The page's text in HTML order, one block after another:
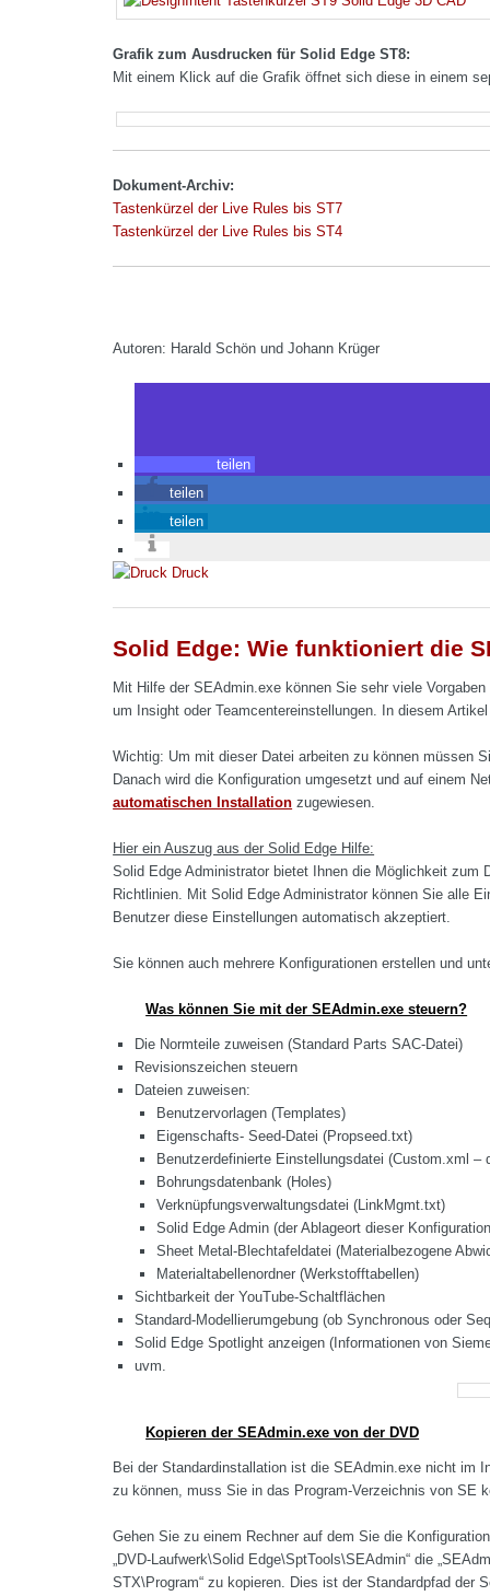
Grafik zum Ausdrucken für Solid Edge ST8:
Mit einem Klick auf die Grafik öffnet sich diese in einem
Dokument-Archiv:
Tastenkürzel der Live Rules bis ST7
Tastenkürzel der Live Rules bis ST4
Autoren: Harald Schön und Johann Krüger
teilen
teilen
teilen
Druck
Solid Edge: Wie funktioniert die
Mit Hilfe der SEAdmin.exe können Sie sehr viele
um Insight oder Teamcentereinstellungen. In diesem
Wichtig: Um mit dieser Datei arbeiten zu können müssen
Danach wird die Konfiguration umgesetzt und auf einem
automatischen Installation zugewiesen.
Hier ein Auszug aus der Solid Edge Hilfe:
Solid Edge Administrator bietet Ihnen die Möglichkeit zum
Richtlinien. Mit Solid Edge Administrator können Sie alle
Benutzer diese Einstellungen automatisch akzeptiert.
Sie können auch mehrere Konfigurationen erstellen und
Was können Sie mit der SEAdmin.exe steuern?
Die Normteile zuweisen (Standard Parts SAC-Datei)
Revisionszeichen steuern
Dateien zuweisen:
Benutzervorlagen (Templates)
Eigenschafts- Seed-Datei (Propseed.txt)
Benutzerdefinierte Einstellungsdatei (Custom.xml
Bohrungsdatenbank (Holes)
Verknüpfungsverwaltungsdatei (LinkMgmt.txt)
Solid Edge Admin (der Ablageort dieser
Sheet Metal-Blechtafeldatei (Materialbezogene
Materialtabellenordner (Werkstofftabellen)
Sichtbarkeit der YouTube-Schaltflächen
Standard-Modellierumgebung (ob Synchronous oder
Solid Edge Spotlight anzeigen (Informationen von
uvm.
Kopieren der SEAdmin.exe von der DVD
Bei der Standardinstallation ist die SEAdmin.exe nicht im
zu können, muss Sie in das Program-Verzeichnis von SE
Gehen Sie zu einem Rechner auf dem Sie die
„DVD-Laufwerk\Solid Edge\SptTools\SEAdmin“ die
STX\Program“ zu kopieren. Dies ist der Standardpfad der